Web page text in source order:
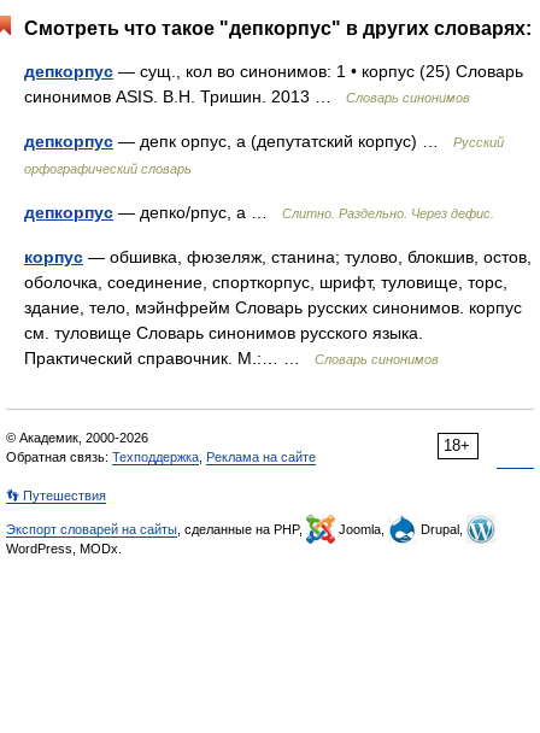
Смотреть что такое "депкорпус" в других словарях:
депкорпус — сущ., кол во синонимов: 1 • корпус (25) Словарь
синонимов ASIS. В.Н. Тришин. 2013 …
Словарь синонимов
депкорпус — депк орпус, а (депутатский корпус) …
Русский
орфографический словарь
депкорпус — депко/рпус, а … Слитно. Раздельно. Через дефис.
корпус — обшивка, фюзеляж, станина; тулово, блокшив, остов,
оболочка, соединение, спорткорпус, шрифт, туловище, торс,
здание, тело, мэйнфрейм Словарь русских синонимов. корпус
см. туловище Словарь синонимов русского языка.
Практический справочник. М.:… …
Словарь синонимов
18+
© Академик, 2000-2026
Обратная связь: Техподдержка Реклама на сайте
👣 Путешествия
Экспорт словарей на сайты , сделанные на PHP, Joomla,
Drupal,
WordPress, MODx.